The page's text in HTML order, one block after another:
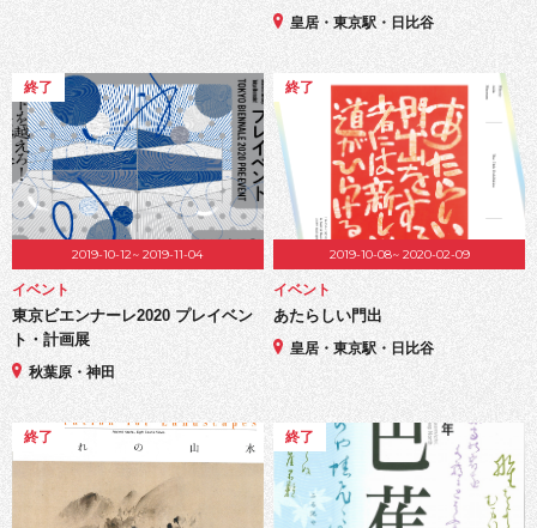
皇居・東京駅・日比谷
終了
2019-10-12~ 2019-11-04
イベント
東京ビエンナーレ2020 プレイベン
ト・計画展
秋葉原・神田
終了
2019-10-08~ 2020-02-09
イベント
あたらしい門出
皇居・東京駅・日比谷
終了 終了